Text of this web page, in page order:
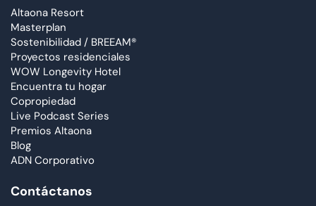
Altaona Resort
Masterplan
Sostenibilidad / BREEAM®
Proyectos residenciales
WOW Longevity Hotel
Encuentra tu hogar
Copropiedad
Live Podcast Series
Premios Altaona
Blog
ADN Corporativo
Contáctanos